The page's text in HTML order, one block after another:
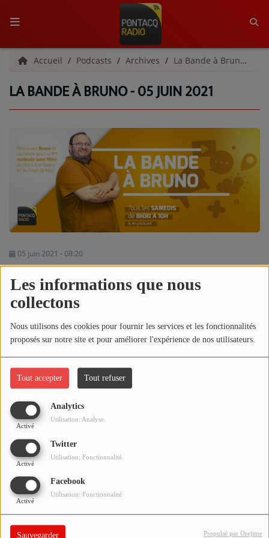
Les informations que nous
collectons
Nous utilisons des cookies pour fournir les services et les fonctionnalités
proposés sur notre site et pour améliorer l'expérience de nos utilisateurs.
Tout accepter Tout refuser
Analytics
Activé
Utilisation: Analyse
Twitter
Activé
Utilisation: Fonctionnalité
Facebook
Activé
Utilisation: Fonctionnalité
Sauvegarder Propulsé par Orejime
ACCUEIL
RADIO
L'ÉQUIPE
GRILLE DES PROGRAMMES
C'ÉTAIT QUOI CE TITRE ?
MÉDIAS
PODCASTS - SAISON 2026/2027
NOS PROGRAMMES COURTS
ARCHIVES - SAISONS PASSÉES
VOS ÉMISSIONS EN IMAGES
PHOTOS
ANNONCEURS & ESPACE PRO
VOTRE PUBLICITÉ SUR PONTACQ RADIO
LOCATION DE STUDIOS
ÉDUCATION AUX MÉDIAS ET À
L'INFORMATION
EN QUOI ÇA CONSISTE ?
ÉCOUTEZ LES PRODUCTIONS
Accueil Podcasts Archives La Bande à Bruno | Archives
LA BANDE À BRUNO - 05 JUIN 2021
05 juin 2021 - 08:20
Écouter le podcast
Télécharger le podcast
Réécoutez l'émission LA BANDE À BRUNO du samedi 5 juin
2021 !